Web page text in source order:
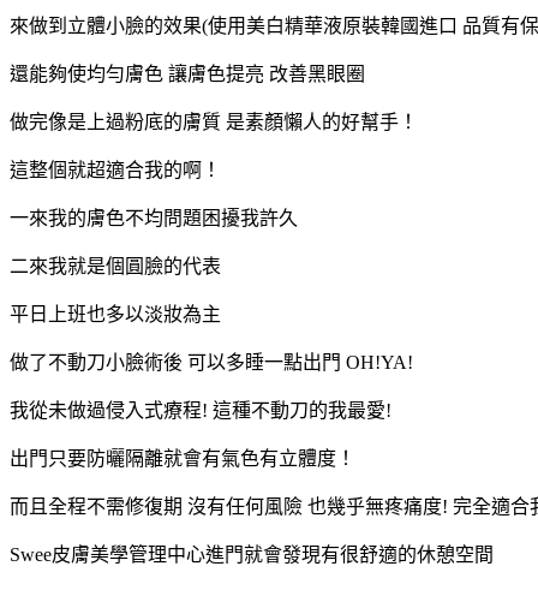
來做到立體小臉的效果(使用美白精華液原裝韓國進口 品質有
還能夠使均勻膚色 讓膚色提亮 改善黑眼圈
做完像是上過粉底的膚質 是素顏懶人的好幫手！
這整個就超適合我的啊！
一來我的膚色不均問題困擾我許久
二來我就是個圓臉的代表
平日上班也多以淡妝為主
做了不動刀小臉術後 可以多睡一點出門 OH!YA!
我從未做過侵入式療程! 這種不動刀的我最愛!
出門只要防曬隔離就會有氣色有立體度！
而且全程不需修復期 沒有任何風險 也幾乎無疼痛度! 完全適合
Swee皮膚美學管理中心進門就會發現有很舒適的休憩空間